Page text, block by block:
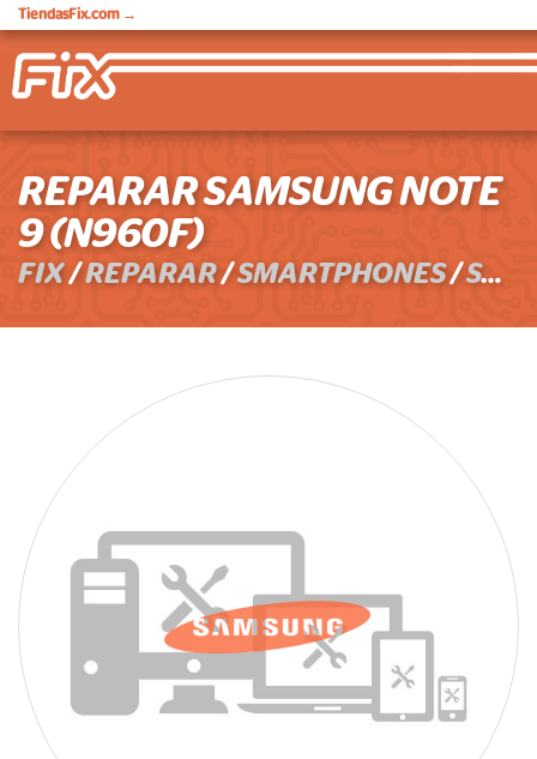
TiendasFix.com →
REPARAR SAMSUNG NOTE
9 (N960F)
FIX/REPARAR/SMARTPHONES/SAMSUNG